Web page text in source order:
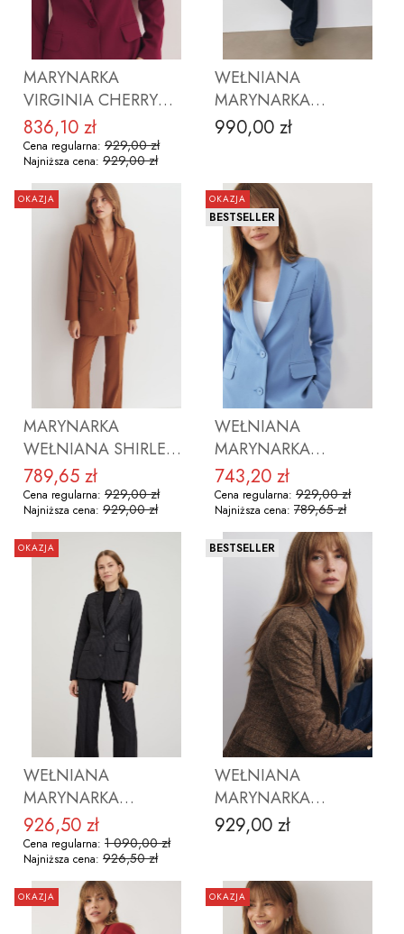
MARYNARKA
VIRGINIA CHERRY
LADY Z WEŁNĄ
Cena promocyjna
836,10 zł
Cena regularna: 929,00 zł
Najniższa cena: 929,00 zł
ZOBACZ PRODUKT
WEŁNIANA
MARYNARKA
MICHELLE
SZARONIEBIESKA
Cena
990,00 zł
ZOBACZ PRODUKT
OKAZJA
MARYNARKA
WEŁNIANA SHIRLEY
CAMEL
Cena promocyjna
789,65 zł
Cena regularna: 929,00 zł
Najniższa cena: 929,00 zł
ZOBACZ PRODUKT
OKAZJA
BESTSELLER
WEŁNIANA
MARYNARKA
VIRGINIA BLUE SKY
Cena promocyjna
743,20 zł
Cena regularna: 929,00 zł
Najniższa cena: 789,65 zł
ZOBACZ PRODUKT
OKAZJA
WEŁNIANA
MARYNARKA
VIRGINIA PREMIUM
Cena promocyjna
926,50 zł
Cena regularna: 1 090,00 zł
Najniższa cena: 926,50 zł
BESTSELLER
WEŁNIANA
MARYNARKA
MICHELLE BRĄZOWA
KRATA
Cena
929,00 zł
OKAZJA OKAZJA